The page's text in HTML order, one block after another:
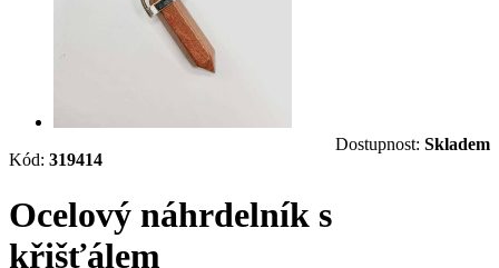
Kód: 319414
Dostupnost: Skladem
Ocelový náhrdelník s
křišťálem